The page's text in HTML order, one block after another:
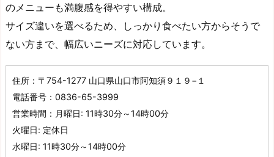
のメニューも満腹感を得やすい構成。
サイズ違いを選べるため、しっかり食べたい方からそうで
ない方まで、幅広いニーズに対応しています。
住所：〒754-1277 山口県山口市阿知須９１９−１
電話番号：0836-65-3999
営業時間：月曜日: 11時30分～14時00分
火曜日: 定休日
水曜日: 11時30分～14時00分